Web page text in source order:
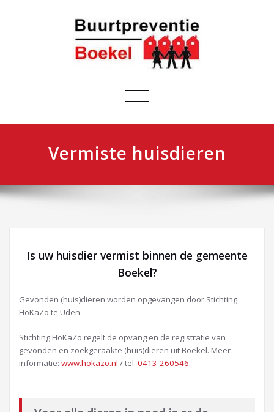
NAVIGATIE
Vermiste huisdieren
Is uw huisdier vermist binnen de gemeente
Boekel?
Gevonden (huis)dieren worden opgevangen door Stichting
HoKaZo te Uden.
Stichting HoKaZo regelt de opvang en de registratie van
gevonden en zoekgeraakte (huis)dieren uit Boekel. Meer
informatie: www.hokazo.nl / tel. 0413-260546.